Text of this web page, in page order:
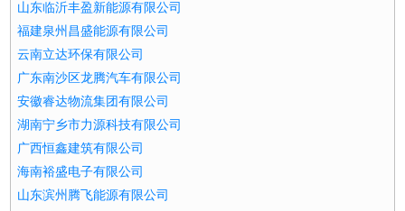
山东临沂丰盈新能源有限公司
福建泉州昌盛能源有限公司
云南立达环保有限公司
广东南沙区龙腾汽车有限公司
安徽睿达物流集团有限公司
湖南宁乡市力源科技有限公司
广西恒鑫建筑有限公司
海南裕盛电子有限公司
山东滨州腾飞能源有限公司